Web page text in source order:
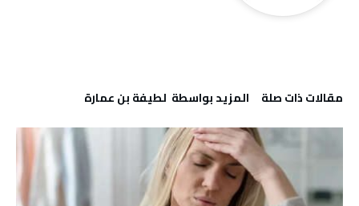
‫مقالات ذات صلة‬ ‫‫المزيد بواسطة‬ ‬ لطيفة بن عمارة